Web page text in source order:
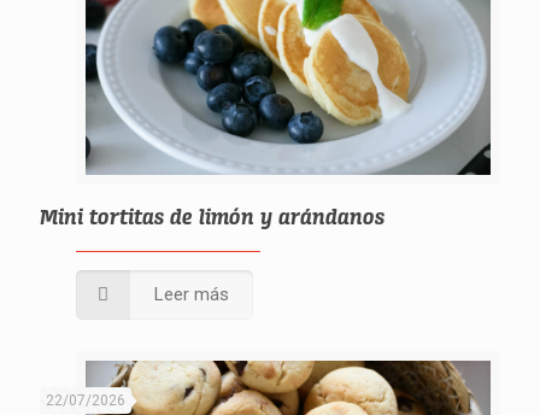
Mini tortitas de limón y arándanos
Leer más
22/07/2026